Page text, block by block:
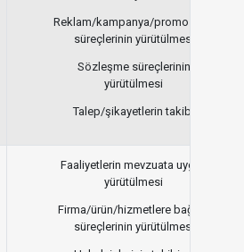
Reklam/kampanya/promosyon
süreçlerinin yürütülmesi
Sözleşme süreçlerinin
yürütülmesi
Talep/şikayetlerin takibi
Faaliyetlerin mevzuata uygun
yürütülmesi
Firma/ürün/hizmetlere bağlılık
süreçlerinin yürütülmesi